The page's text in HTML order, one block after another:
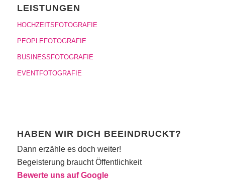
LEISTUNGEN
HOCHZEITSFOTOGRAFIE
PEOPLEFOTOGRAFIE
BUSINESSFOTOGRAFIE
EVENTFOTOGRAFIE
HABEN WIR DICH BEEINDRUCKT?
Dann erzähle es doch weiter!
Begeisterung braucht Öffentlichkeit
Bewerte uns auf Google